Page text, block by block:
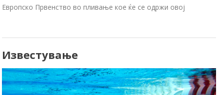
Европско Првенство во пливање кое ќе се одржи овој
Известување